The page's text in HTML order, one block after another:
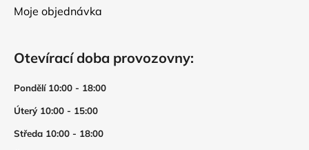
Moje objednávka
Otevírací doba provozovny:
Pondělí 10:00 - 18:00
Úterý 10:00 - 15:00
Středa 10:00 - 18:00